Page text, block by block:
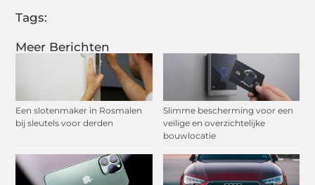
Meer Berichten
Een slotenmaker in Rosmalen
bij sleutels voor derden
Slimme bescherming voor een
veilige en overzichtelijke
bouwlocatie
Tags: